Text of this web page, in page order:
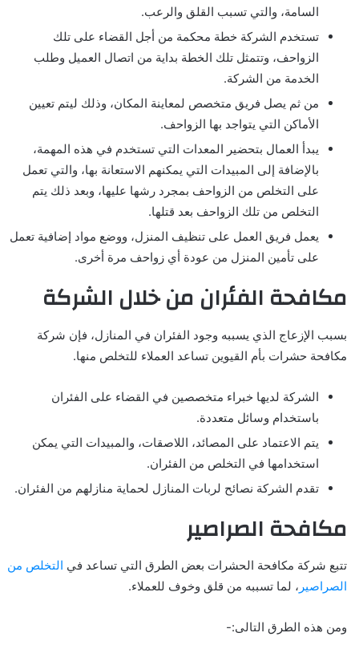
السامة، والتي تسبب القلق والرعب.
تستخدم الشركة خطة محكمة من أجل القضاء على تلك
الزواحف، وتتمثل تلك الخطة بداية من اتصال العميل وطلب
الخدمة من الشركة.
من ثم يصل فريق متخصص لمعاينة المكان، وذلك ليتم تعيين
الأماكن التي يتواجد بها الزواحف.
يبدأ العمال بتحضير المعدات التي تستخدم في هذه المهمة،
بالإضافة إلى المبيدات التي يمكنهم الاستعانة بها، والتي تعمل
على التخلص من الزواحف بمجرد رشها عليها، وبعد ذلك يتم
التخلص من تلك الزواحف بعد قتلها.
يعمل فريق العمل على تنظيف المنزل، ووضع مواد إضافية تعمل
على تأمين المنزل من عودة أي زواحف مرة أخرى.
مكافحة الفئران من خلال الشركة
بسبب الإزعاج الذي يسببه وجود الفئران في المنازل، فإن شركة
مكافحة حشرات بأم القيوين تساعد العملاء للتخلص منها.
الشركة لديها خبراء متخصصين في القضاء على الفئران
باستخدام وسائل متعددة.
يتم الاعتماد على المصائد، اللاصقات، والمبيدات التي يمكن
استخدامها في التخلص من الفئران.
تقدم الشركة نصائح لربات المنازل لحماية منازلهم من الفئران.
مكافحة الصراصير
تتبع شركة مكافحة الحشرات بعض الطرق التي تساعد في التخلص من
الصراصير ، لما تسببه من قلق وخوف للعملاء.
ومن هذه الطرق التالى:-